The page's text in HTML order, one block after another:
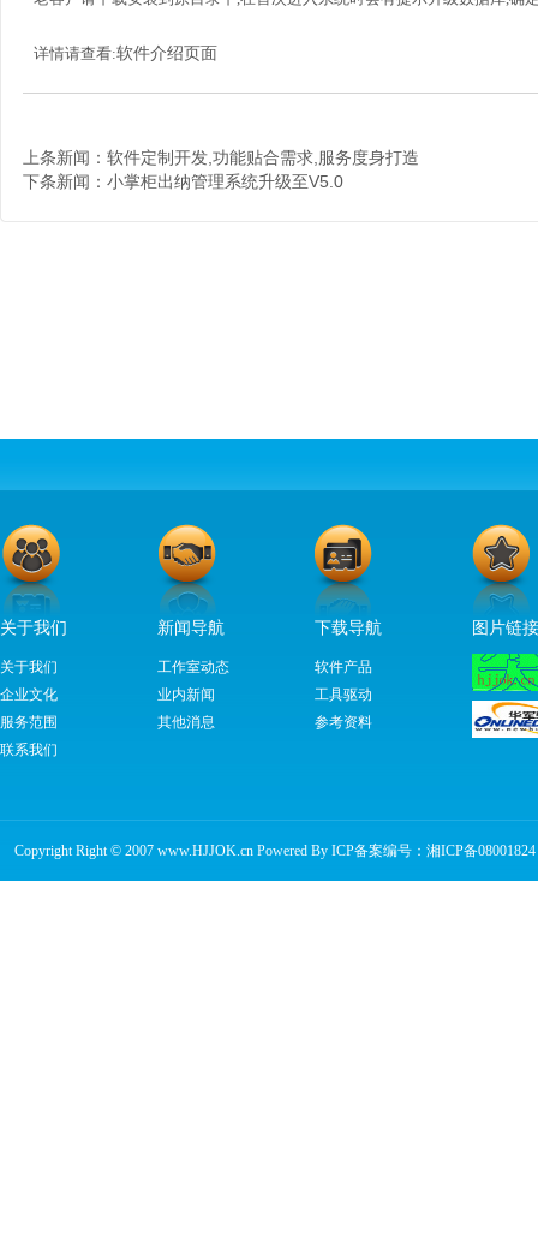
详情请查看:软件介绍页面
上条新闻： 软件定制开发,功能贴合需求,服务度身打造
下条新闻： 小掌柜出纳管理系统升级至V5.0
关于我们
关于我们
企业文化
服务范围
联系我们
新闻导航
工作室动态
业内新闻
其他消息
下载导航
软件产品
工具驱动
参考资料
图片链接
Copyright Right © 2007 www.HJJOK.cn Powered By ICP备案编号： 湘ICP备08001824